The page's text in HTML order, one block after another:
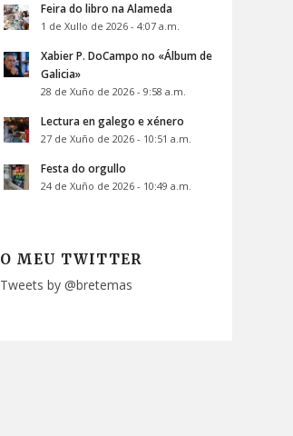
Feira do libro na Alameda
1 de Xullo de 2026 - 4:07 a.m.
Xabier P. DoCampo no «Álbum de
Galicia»
28 de Xuño de 2026 - 9:58 a.m.
Lectura en galego e xénero
27 de Xuño de 2026 - 10:51 a.m.
Festa do orgullo
24 de Xuño de 2026 - 10:49 a.m.
O MEU TWITTER
Tweets by @bretemas